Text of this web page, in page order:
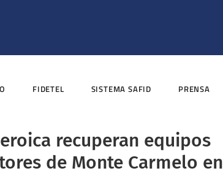
FIDETEL SISTEMA SAFID PRENSA
recuperan equipos
de Monte Carmelo en